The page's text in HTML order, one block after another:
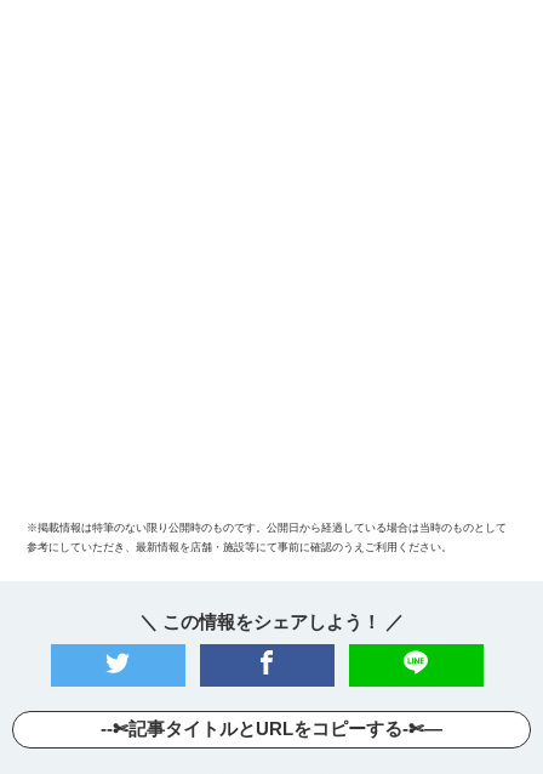
※掲載情報は特筆のない限り公開時のものです。公開日から経過している場合は当時のものとして
参考にしていただき、最新情報を店舗・施設等にて事前に確認のうえご利用ください。
＼ この情報をシェアしよう！ ／
--✄記事タイトルとURLをコピーする-✄—